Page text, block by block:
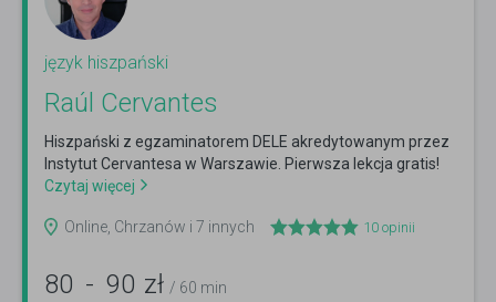
język hiszpański
Raúl Cervantes
Hiszpański z egzaminatorem DELE akredytowanym przez
Instytut Cervantesa w Warszawie. Pierwsza lekcja gratis!
Czytaj więcej
Online, Chrzanów i 7 innych 10 opinii
80 - 90 zł / 60 min